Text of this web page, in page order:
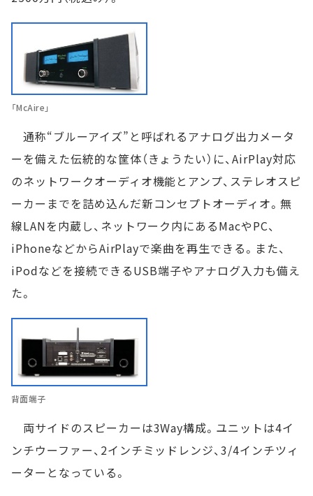
「McAire」
通称“ブルーアイズ”と呼ばれるアナログ出力メータ
ーを備えた伝統的な筐体（きょうたい）に、AirPlay対応
のネットワークオーディオ機能とアンプ、ステレオスピ
ーカーまでを詰め込んだ新コンセプトオーディオ。無
線LANを内蔵し、ネットワーク内にあるMacやPC、
iPhoneなどからAirPlayで楽曲を再生できる。また、
iPodなどを接続できるUSB端子やアナログ入力も備え
た。
背面端子
両サイドのスピーカーは3Way構成。ユニットは4イ
ンチウーファー、2インチミッドレンジ、3/4インチツィ
ーターとなっている。